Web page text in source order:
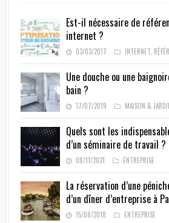
Est-il nécessaire de
internet ?
03/03/2017 INTERNET,
Une douche ou une
bain ?
17/07/2019 MAISON &
Quels sont les
d’un séminaire de travail ?
08/11/2021 ENTREPRISE
La réservation d’une
d’un dîner d’entreprise à
15/08/2018 ENTREPRISE